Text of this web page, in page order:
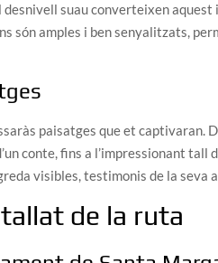
suau converteixen
són amples i ben senyalitzats,
paisatges que et captivaran.
conte, fins a l’impressionant tall
visibles, testimonis de la seva
de la ruta